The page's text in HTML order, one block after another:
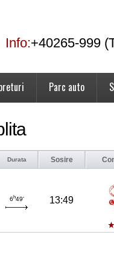
Info:+40265-999
Parc auto
Durata Sosire
6 h49' 13:49